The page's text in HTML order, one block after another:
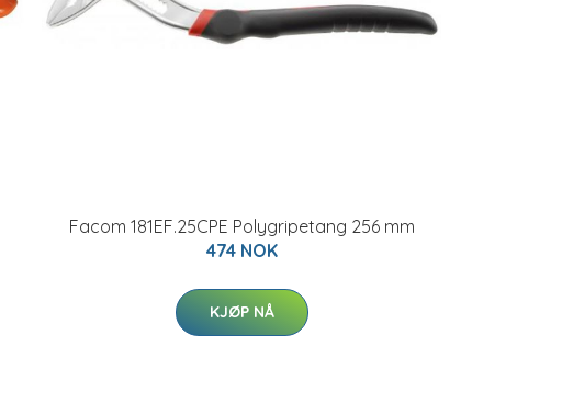
Facom 181EF.25CPE Polygripetang 256 mm
474 NOK
KJØP NÅ